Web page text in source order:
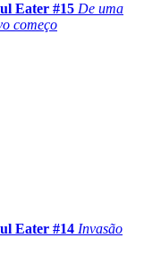
Eater #15 De uma
começo
Eater #14 Invasão